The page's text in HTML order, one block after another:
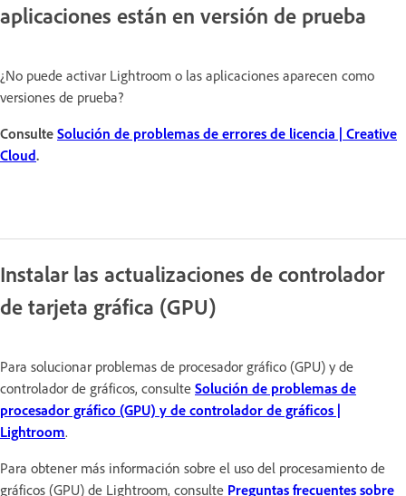
aplicaciones están en versión de prueba
¿No puede activar Lightroom o las aplicaciones aparecen como
versiones de prueba?
Consulte Solución de problemas de errores de licencia | Creative
Cloud.
Instalar las actualizaciones de controlador
de tarjeta gráfica (GPU)
Para solucionar problemas de procesador gráfico (GPU) y de
controlador de gráficos, consulte Solución de problemas de
procesador gráfico (GPU) y de controlador de gráficos |
Lightroom.
Para obtener más información sobre el uso del procesamiento de
gráficos (GPU) de Lightroom, consulte Preguntas frecuentes sobre